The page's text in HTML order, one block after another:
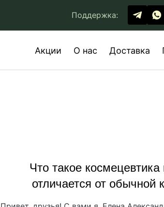
Поддержка:
Акции О нас Доставка
Что такое
отличается от обычной